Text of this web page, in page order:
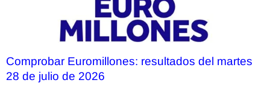
Comprobar Euromillones: resultados del martes
28 de julio de 2026